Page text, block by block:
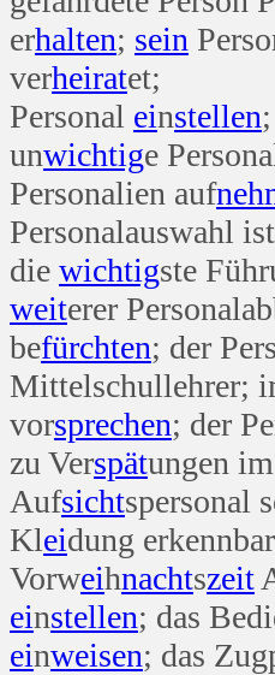
erhalten; sein
verheiratet;
Personal einstellen
unwichtige
Personalien auf
Personalauswahl ist
die wichtigste
weiterer
befürchten; der
Mittelschullehrer;
vorsprechen; der
zu Verspätungen
Aufsichtspersonal
Kleidung
Vorweihnachtszeit
einstellen; das
einweisen; das